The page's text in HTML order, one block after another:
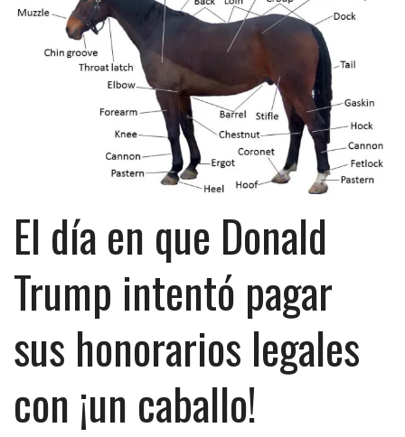
El día en que Donald
Trump intentó pagar
sus honorarios legales
con ¡un caballo!